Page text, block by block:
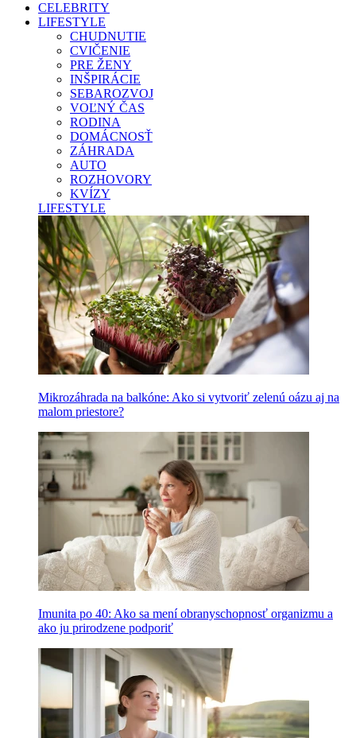
CELEBRITY
LIFESTYLE
CHUDNUTIE
CVIČENIE
PRE ŽENY
INŠPIRÁCIE
SEBAROZVOJ
VOĽNÝ ČAS
RODINA
DOMÁCNOSŤ
ZÁHRADA
AUTO
ROZHOVORY
KVÍZY
LIFESTYLE
Mikrozáhrada na balkóne: Ako si vytvoriť zelenú oázu aj na
malom priestore?
Imunita po 40: Ako sa mení obranyschopnosť organizmu a
ako ju prirodzene podporiť